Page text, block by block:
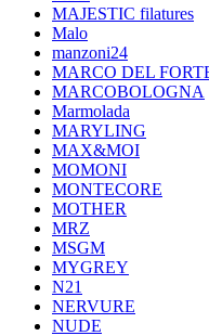
MAJESTIC filatures
Malo
manzoni24
MARCO DEL
MARCOBOLOGNA
Marmolada
MARYLING
MAX&MOI
MOMONI
MONTECORE
MOTHER
MRZ
MSGM
MYGREY
N21
NERVURE
NUDE